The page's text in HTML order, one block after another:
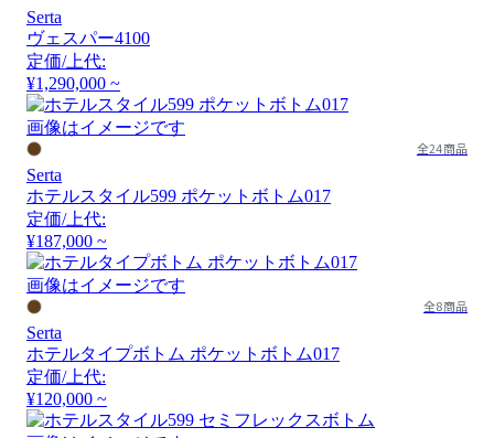
Serta
ヴェスパー4100
定価/上代:
¥1,290,000 ~
画像はイメージです
全24商品
Serta
ホテルスタイル599 ポケットボトム017
定価/上代:
¥187,000 ~
画像はイメージです
全8商品
Serta
ホテルタイプボトム ポケットボトム017
定価/上代:
¥120,000 ~